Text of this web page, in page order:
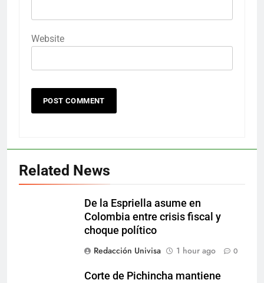
Website
Related News
De la Espriella asume en
Colombia entre crisis fiscal y
choque político
Redacción Univisa
1 hour ago 0
Corte de Pichincha mantiene